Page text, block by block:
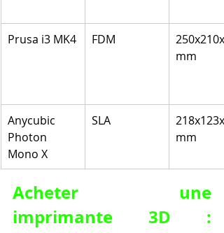
Prusa i3 MK4 FDM
mm
Anycubic
Photon
Mono X
SLA
mm
Acheter une
imprimante 3D :